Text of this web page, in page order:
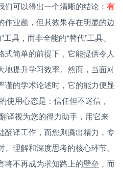
可以得出一个清晰的结论： 有
作业题，但其效果存在明显的边
具，而非全能的“替代”工具。
式简单的前提下，它能提供令人
地提升学习效率。然而，当面对
谨的学术论述时，它的能力便显
使用心态是：信任但不迷信，
译视为您的得力助手，用它来
翻译工作，而您则腾出精力，专
理解和深度思考的核心环节。
将不再成为求知路上的壁垒，而